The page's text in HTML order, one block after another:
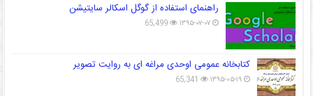
راهنمای استفاده از گوگل اسکالر سایتیشن
۱۳۹۵-۰۷-۰۷ 65,499
کتابخانه عمومی اوحدی مراغه ای به روایت تصویر
۱۳۹۵-۰۵-۱۹ 65,341